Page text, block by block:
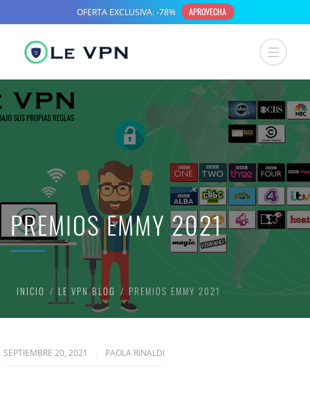
PREMIOS EMMY 2021
INICIO LE VPN BLOG PREMIOS EMMY 2021
SEPTIEMBRE 20, 2021 PAOLA RINALDI